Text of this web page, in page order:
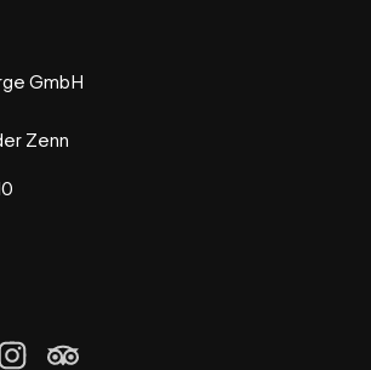
GmbH
Zenn